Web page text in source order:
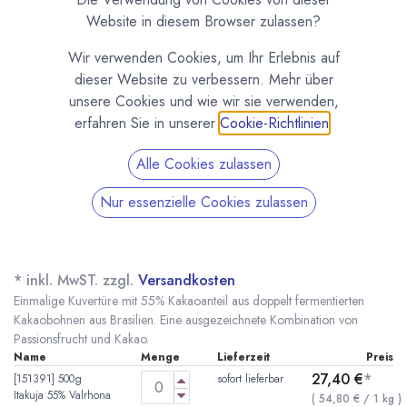
Itakuja 55% doppelt Fermentiert mit
* inkl. MwST. zzgl. Versandkosten
Einmalige Kuvertüre mit 55% Kakaoanteil aus doppelt fermentierten
Kakaobohnen aus Brasilien. Eine ausgezeichnete Kombination von
Passionsfrucht und Kakao.
Name Menge Lieferzeit
Preis
[151391] 500g
Itakuja 55% Valrhona
sofort lieferbar 27,40 €*
(54,80 € /1 kg )
Website in diesem Browser zulassen?
Wir verwenden Cookies, um Ihr Erlebnis auf
dieser Website zu verbessern. Mehr über
unsere Cookies und wie wir sie verwenden,
erfahren Sie in unserer Cookie-Richtlinien
Alle Cookies zulassen
Nur essenzielle Cookies zulassen